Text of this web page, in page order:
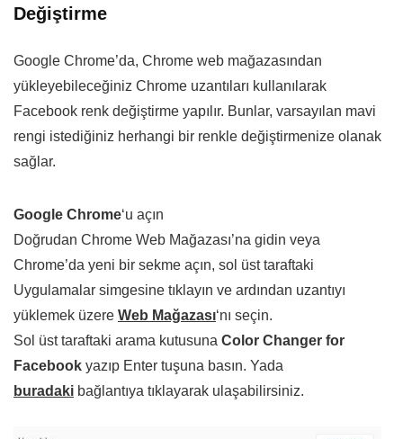
Değiştirme
Google Chrome’da, Chrome web mağazasından
yükleyebileceğiniz Chrome uzantıları kullanılarak
Facebook renk değiştirme yapılır. Bunlar, varsayılan mavi
rengi istediğiniz herhangi bir renkle değiştirmenize olanak
sağlar.
Google Chrome‘u açın
Doğrudan Chrome Web Mağazası’na gidin veya
Chrome’da yeni bir sekme açın, sol üst taraftaki
Uygulamalar simgesine tıklayın ve ardından uzantıyı
yüklemek üzere Web Mağazası‘nı seçin.
Sol üst taraftaki arama kutusuna Color Changer for
Facebook yazıp Enter tuşuna basın. Yada
buradaki bağlantıya tıklayarak ulaşabilirsiniz.